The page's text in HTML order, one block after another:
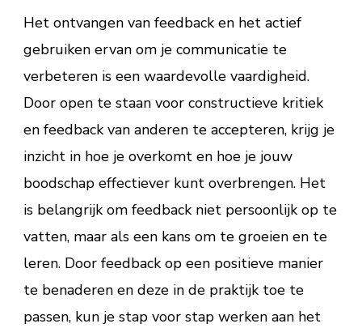
Het ontvangen van feedback en het actief
gebruiken ervan om je communicatie te
verbeteren is een waardevolle vaardigheid.
Door open te staan voor constructieve kritiek
en feedback van anderen te accepteren, krijg je
inzicht in hoe je overkomt en hoe je jouw
boodschap effectiever kunt overbrengen. Het
is belangrijk om feedback niet persoonlijk op te
vatten, maar als een kans om te groeien en te
leren. Door feedback op een positieve manier
te benaderen en deze in de praktijk toe te
passen, kun je stap voor stap werken aan het